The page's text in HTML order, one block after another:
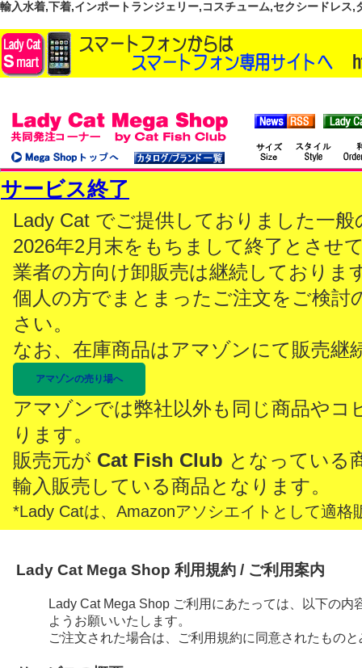
輸入水着,下着,インポートランジェリー,コスチューム,セクシードレス
サービス終了
Lady Cat でご提供しておりました一
2026年2月末をもちまして終了とさせ
業者の方向け卸販売は継続しておりま
個人の方でまとまったご注文をご検討
さい。
なお、在庫商品はアマゾンにて販売継
アマゾンの売り場へ
アマゾンでは弊社以外も同じ商品やコ
ります。
販売元が Cat Fish Club となっている
輸入販売している商品となります。
*Lady Catは、Amazonアソシエイトとして適格
Lady Cat Mega Shop 利用規約 / ご利用案内
Lady Cat Mega Shop ご利用にあたっては、以下の
ようお願いいたします。
ご注文された場合は、ご利用規約に同意されたもの